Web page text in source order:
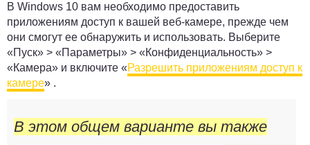
В Windows 10 вам необходимо предоставить
приложениям доступ к вашей веб-камере, прежде чем
они смогут ее обнаружить и использовать. Выберите
«Пуск» > «Параметры» > «Конфиденциальность» >
«Камера» и включите «Разрешить приложениям доступ к
камере» .
В этом общем варианте вы также